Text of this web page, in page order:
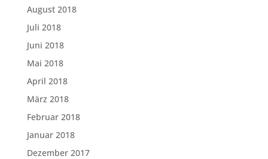
August 2018
Juli 2018
Juni 2018
Mai 2018
April 2018
März 2018
Februar 2018
Januar 2018
Dezember 2017